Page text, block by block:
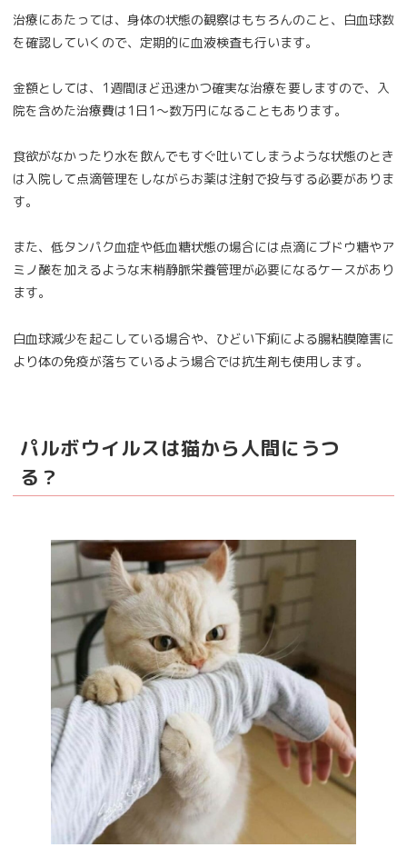
治療にあたっては、身体の状態の観察はもちろんのこと、白血球数
を確認していくので、定期的に血液検査も行います。
金額としては、1週間ほど迅速かつ確実な治療を要しますので、入
院を含めた治療費は1日1～数万円になることもあります。
食欲がなかったり水を飲んでもすぐ吐いてしまうような状態のとき
は入院して点滴管理をしながらお薬は注射で投与する必要がありま
す。
また、低タンパク血症や低血糖状態の場合には点滴にブドウ糖やア
ミノ酸を加えるような末梢静脈栄養管理が必要になるケースがあり
ます。
白血球減少を起こしている場合や、ひどい下痢による腸粘膜障害に
より体の免疫が落ちているよう場合では抗生剤も使用します。
パルボウイルスは猫から人間にうつ
る？